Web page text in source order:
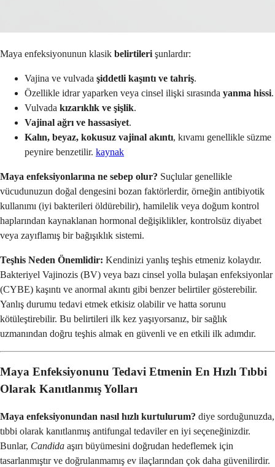
Maya enfeksiyonunun klasik belirtileri şunlardır:
Vajina ve vulvada şiddetli kaşıntı ve tahriş.
Özellikle idrar yaparken veya cinsel ilişki sırasında yanma hissi.
Vulvada kızarıklık ve şişlik.
Vajinal ağrı ve hassasiyet.
Kalın, beyaz, kokusuz vajinal akıntı, kıvamı genellikle süzme
peynire benzetilir. kaynak
Maya enfeksiyonlarına ne sebep olur? Suçlular genellikle
vücudunuzun doğal dengesini bozan faktörlerdir, örneğin antibiyotik
kullanımı (iyi bakterileri öldürebilir), hamilelik veya doğum kontrol
haplarından kaynaklanan hormonal değişiklikler, kontrolsüz diyabet
veya zayıflamış bir bağışıklık sistemi.
Teşhis Neden Önemlidir: Kendinizi yanlış teşhis etmeniz kolaydır.
Bakteriyel Vajinozis (BV) veya bazı cinsel yolla bulaşan enfeksiyonlar
(CYBE) kaşıntı ve anormal akıntı gibi benzer belirtiler gösterebilir.
Yanlış durumu tedavi etmek etkisiz olabilir ve hatta sorunu
kötüleştirebilir. Bu belirtileri ilk kez yaşıyorsanız, bir sağlık
uzmanından doğru teşhis almak en güvenli ve en etkili ilk adımdır.
Maya Enfeksiyonunu Tedavi Etmenin En Hızlı Tıbbi
Olarak Kanıtlanmış Yolları
Maya enfeksiyonundan nasıl hızlı kurtulurum? diye sorduğunuzda,
tıbbi olarak kanıtlanmış antifungal tedaviler en iyi seçeneğinizdir.
Bunlar, Candida aşırı büyümesini doğrudan hedeflemek için
tasarlanmıştır ve doğrulanmamış ev ilaçlarından çok daha güvenilirdir.